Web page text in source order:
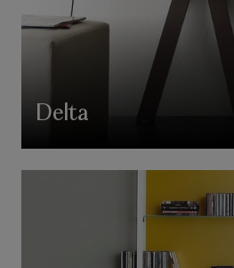
Delta